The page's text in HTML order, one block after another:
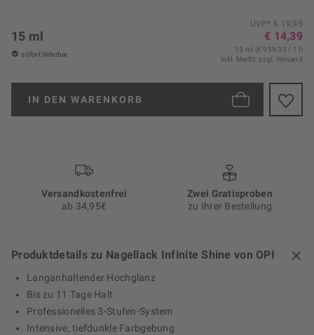
UVP* € 19,95
€ 14,39
15 ml
sofort lieferbar
15 ml (€ 959,33 / 1 l)
inkl. MwSt.zzgl. Versand
IN DEN WARENKORB
Versand­kosten­frei
ab 34,95€
Zwei Gratisproben
zu Ihrer Bestellung
Produktdetails zu Nagellack Infinite Shine von OPI
Langanhaltender Hochglanz
Bis zu 11 Tage Halt
Professionelles 3-Stufen-System
Intensive, tiefdunkle Farbgebung